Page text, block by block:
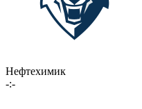
Нефтехимик
-:-